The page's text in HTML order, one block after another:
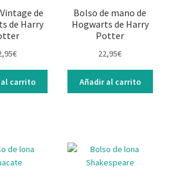
de
de Harry
€
carrito
Bolso de mano de
Hogwarts de Harry
Potter
22,95€
Añadir al carrito